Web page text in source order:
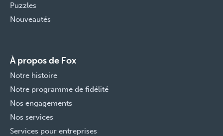
Puzzles
Nouveautés
À propos de Fox
Notre histoire
Notre programme de fidélité
Nos engagements
Nos services
Services pour entreprises